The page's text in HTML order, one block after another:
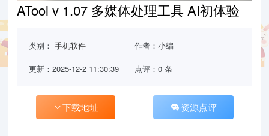
ATool v 1.07 多媒体处理工具 AI初体验
类别：手机软件 作者：小编
更新：2025-12-2 11:30:39 点评：0 条
下载地址 资源点评